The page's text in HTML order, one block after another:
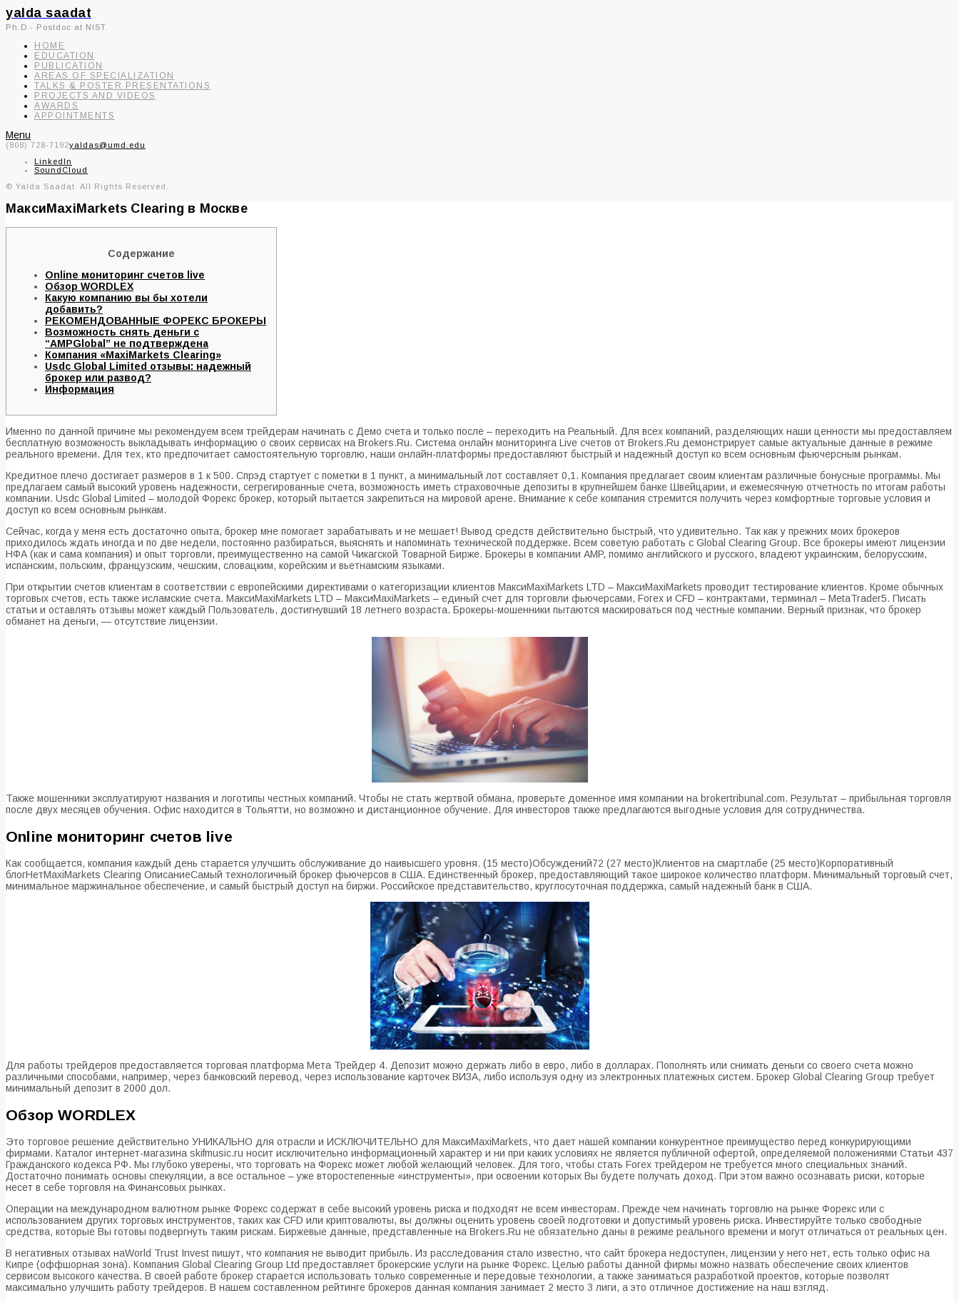
yalda saadat
Ph.D.- Postdoc at NIST
HOME
EDUCATION
PUBLICATION
AREAS OF SPECIALIZATION
TALKS & POSTER PRESENTATIONS
PROJECTS AND VIDEOS
AWARDS
APPOINTMENTS
Menu
(808) 728-7192yaldas@umd.edu
LinkedIn
SoundCloud
© Yalda Saadat. All Rights Reserved.
МаксиMaxiMarkets Clearing в Москве
Содержание
Online мониторинг счетов live
Обзор WORDLEX
Какую компанию вы бы хотели
добавить?
РЕКОМЕНДОВАННЫЕ ФОРЕКС БРОКЕРЫ
Возможность снять деньги с
“AMPGlobal” не подтверждена
Компания «MaxiMarkets Clearing»
Usdc Global Limited отзывы: надежный
брокер или развод?
Информация
Именно по данной причине мы рекомендуем всем трейдерам начинать с Демо счета и только после – переходить на Реальный. Для всех компаний, разделяющих наши ценности мы предоставляем
бесплатную возможность выкладывать информацию о своих сервисах на Brokers.Ru. Система онлайн мониторинга Live счетов от Brokers.Ru демонстрирует самые актуальные данные в режиме
реального времени. Для тех, кто предпочитает самостоятельную торговлю, наши онлайн-платформы предоставляют быстрый и надежный доступ ко всем основным фьючерсным рынкам.
Кредитное плечо достигает размеров в 1 к 500. Спрэд стартует с пометки в 1 пункт, а минимальный лот составляет 0,1. Компания предлагает своим клиентам различные бонусные программы. Мы
предлагаем самый высокий уровень надежности, сегрегированные счета, возможность иметь страховочные депозиты в крупнейшем банке Швейцарии, и ежемесячную отчетность по итогам работы
компании. Usdc Global Limited – молодой Форекс брокер, который пытается закрепиться на мировой арене. Внимание к себе компания стремится получить через комфортные торговые условия и
доступ ко всем основным рынкам.
Сейчас, когда у меня есть достаточно опыта, брокер мне помогает зарабатывать и не мешает! Вывод средств действительно быстрый, что удивительно. Так как у прежних моих брокеров
приходилось ждать иногда и по две недели, постоянно разбираться, выяснять и напоминать технической поддержке. Всем советую работать с Global Clearing Group. Все брокеры имеют лицензии
НФА (как и сама компания) и опыт торговли, преимущественно на самой Чикагской Товарной Бирже. Брокеры в компании AMP, помимо английского и русского, владеют украинским, белорусским,
испанским, польским, французским, чешским, словацким, корейским и вьетнамским языками.
При открытии счетов клиентам в соответствии с европейскими директивами о категоризации клиентов МаксиMaxiMarkets LTD – МаксиMaxiMarkets проводит тестирование клиентов. Кроме обычных
торговых счетов, есть также исламские счета. МаксиMaxiMarkets LTD – МаксиMaxiMarkets – единый счет для торговли фьючерсами, Forex и CFD – контрактами, терминал – MetaTrader5. Писать
статьи и оставлять отзывы может каждый Пользователь, достигнувший 18 летнего возраста. Брокеры-мошенники пытаются маскироваться под честные компании. Верный признак, что брокер
обманет на деньги, — отсутствие лицензии.
Также мошенники эксплуатируют названия и логотипы честных компаний. Чтобы не стать жертвой обмана, проверьте доменное имя компании на brokertribunal.com. Результат – прибыльная торговля
после двух месяцев обучения. Офис находится в Тольятти, но возможно и дистанционное обучение. Для инвесторов также предлагаются выгодные условия для сотрудничества.
Online мониторинг счетов live
Как сообщается, компания каждый день старается улучшить обслуживание до наивысшего уровня. (15 место)Обсуждений72 (27 место)Клиентов на смартлабе (25 место)Корпоративный
блогНетMaxiMarkets Clearing ОписаниеСамый технологичный брокер фьючерсов в США. Единственный брокер, предоставляющий такое широкое количество платформ. Минимальный торговый счет,
минимальное маржинальное обеспечение, и самый быстрый доступ на биржи. Российское представительство, круглосуточная поддержка, самый надежный банк в США.
Для работы трейдеров предоставляется торговая платформа Мета Трейдер 4. Депозит можно держать либо в евро, либо в долларах. Пополнять или снимать деньги со своего счета можно
различными способами, например, через банковский перевод, через использование карточек ВИЗА, либо используя одну из электронных платежных систем. Брокер Global Clearing Group требует
минимальный депозит в 2000 дол.
Обзор WORDLEX
Это торговое решение действительно УНИКАЛЬНО для отрасли и ИСКЛЮЧИТЕЛЬНО для МаксиMaxiMarkets, что дает нашей компании конкурентное преимущество перед конкурирующими
фирмами. Каталог интернет-магазина skifmusic.ru носит исключительно информационный характер и ни при каких условиях не является публичной офертой, определяемой положениями Статьи 437
Гражданского кодекса РФ. Мы глубоко уверены, что торговать на Форекс может любой желающий человек. Для того, чтобы стать Forex трейдером не требуется много специальных знаний.
Достаточно понимать основы спекуляции, а все остальное – уже второстепенные «инструменты», при освоении которых Вы будете получать доход. При этом важно осознавать риски, которые
несет в себе торговля на Финансовых рынках.
Операции на международном валютном рынке Форекс содержат в себе высокий уровень риска и подходят не всем инвесторам. Прежде чем начинать торговлю на рынке Форекс или с
использованием других торговых инструментов, таких как CFD или криптовалюты, вы должны оценить уровень своей подготовки и допустимый уровень риска. Инвестируйте только свободные
средства, которые Вы готовы подвергнуть таким рискам. Биржевые данные, представленные на Brokers.Ru не обязательно даны в режиме реального времени и могут отличаться от реальных цен.
В негативных отзывах наWorld Trust Invest пишут, что компания не выводит прибыль. Из расследования стало известно, что сайт брокера недоступен, лицензии у него нет, есть только офис на
Кипре (оффшорная зона). Компания Global Clearing Group Ltd предоставляет брокерские услуги на рынке Форекс. Целью работы данной фирмы можно назвать обеспечение своих клиентов
сервисом высокого качества. В своей работе брокер старается использовать только современные и передовые технологии, а также заниматься разработкой проектов, которые позволят
максимально улучшить работу трейдеров. В нашем составленном рейтинге брокеров данная компания занимает 2 место 3 лиги, а это отличное достижение на наш взгляд.